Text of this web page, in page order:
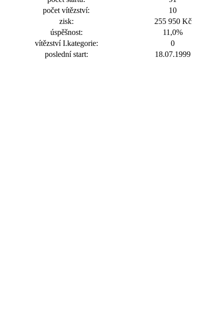
počet vítězství:
10
zisk:
255 950 Kč
úspěšnost:
11,0%
vítězství I.kategorie:
0
poslední start:
18.07.1999